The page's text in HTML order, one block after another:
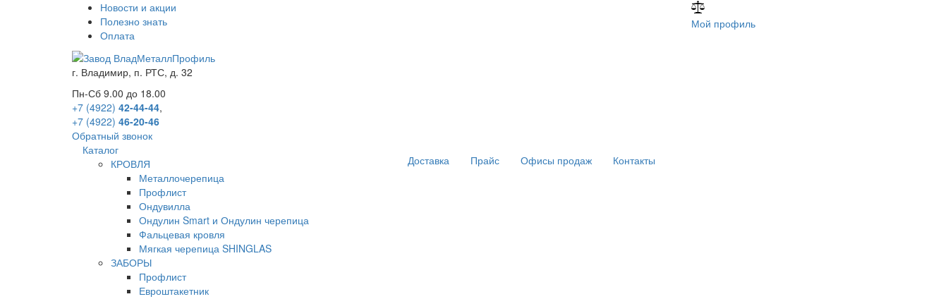
Новости и акции
Полезно знать
Оплата
Мой профиль
г. Владимир, п. РТС, д. 32
Пн-Сб 9.00 до 18.00
+7 (4922) 42-44-44,
+7 (4922) 46-20-46
Обратный звонок
Каталог
КРОВЛЯ
Металлочерепица
Профлист
Ондувилла
Ондулин Smart и Ондулин черепица
Фальцевая кровля
Мягкая черепица SHINGLAS
ЗАБОРЫ
Профлист
Евроштакетник
Доставка Прайс Офисы продаж Контакты